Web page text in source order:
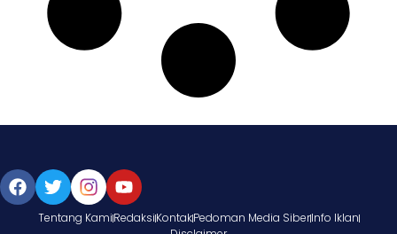
Tentang KamiRedaksiKontakPedoman Media SiberInfo Iklan